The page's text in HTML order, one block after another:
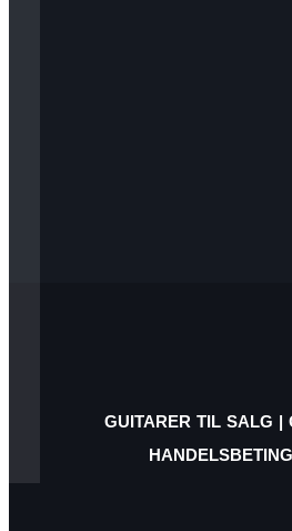
GUITARER TIL SALG |